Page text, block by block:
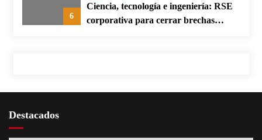
6
Ciencia, tecnología e ingeniería: RSE
corporativa para cerrar brechas
Destacados